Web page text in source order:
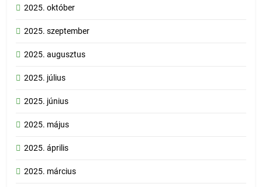
2025. október
2025. szeptember
2025. augusztus
2025. július
2025. június
2025. május
2025. április
2025. március